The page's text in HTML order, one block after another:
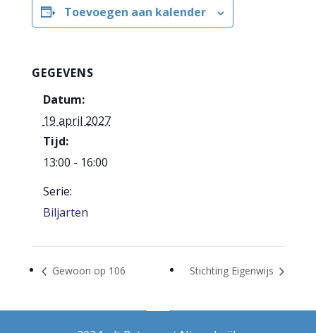
Toevoegen aan kalender
GEGEVENS
Datum:
19 april 2027
Tijd:
13:00 - 16:00
Serie:
Biljarten
Gewoon op 106 Stichting Eigenwijs